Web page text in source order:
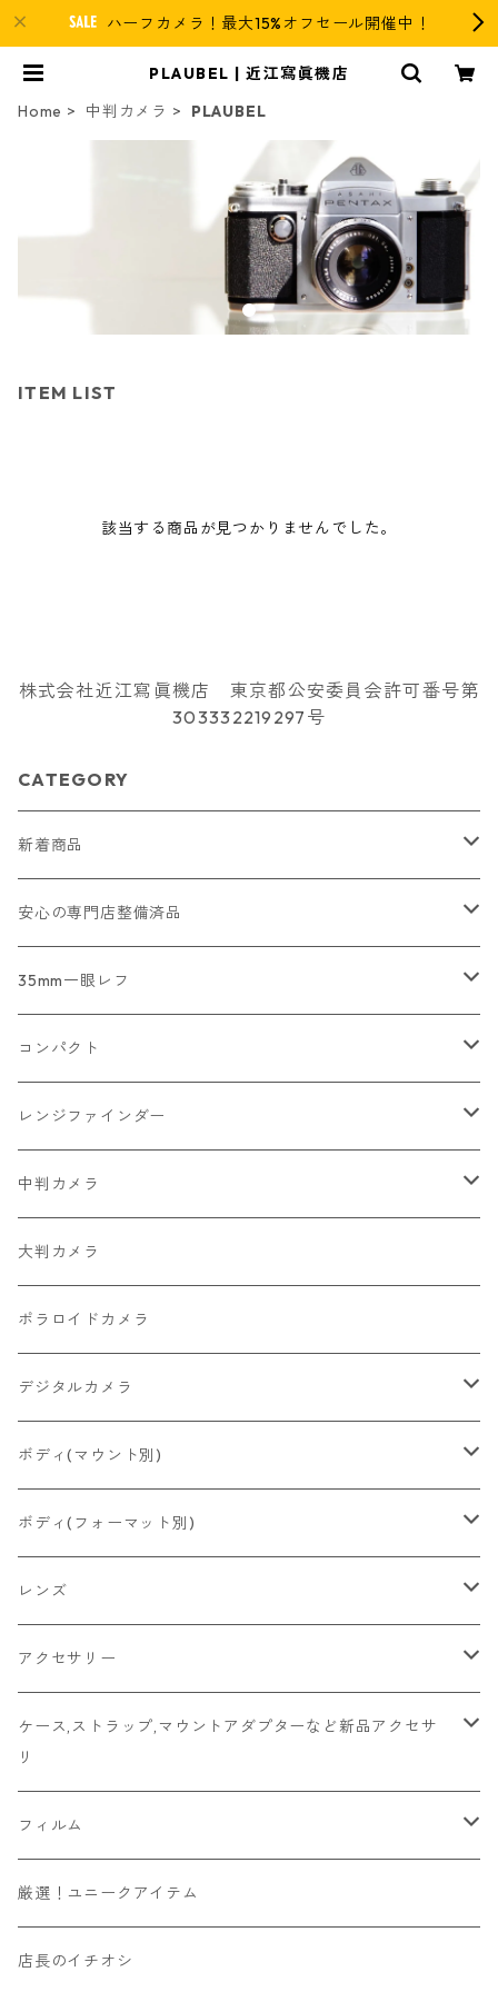
ハーフカメラ！最大15%オフセール開催中！
PLAUBEL | 近江寫眞機店
Home
中判カメラ PLAUBEL
ITEM LIST
該当する商品が見つかりませんでした。
株式会社近江寫眞機店 東京都公安委員会許可番号第
303332219297号
CATEGORY
新着商品
2026/07/18
2026/07/12
2026/07/11
2026/07/10
2026/06/30
2026/06/28
2026/06/27
2026/06/24
2026/06/23
2026/06/21
2026/06/12
2026/06/11
2026/06/10
安心の専門店整備済品
コンパクトカメラ
一眼レフ・レンジファインダーカメラ
中判カメラ
レンズ
35mm一眼レフ
Nikon
Canon
PENTAX
OLYMPUS
MINOLTA
CONTAX
Konica
Ricoh
Mamiya
京セラ
FUJIFILM
Leica
その他舶来
その他国産
コンパクト
Nikon
Canon
PENTAX
FUJIFILM
RICOH
Minolta
Konica
Leica
Rollei
OLYMPUS
YASHICA
CONTAX
京セラ
レンジファインダー
Leica
Nikon
Canon
Zeiss Ikon
舶来その他
国産その他
中判カメラ
Mamiya
PENTAX
FUJIFILM
Bronica
CONTAX
HASSELBLAD
Rollei
PLAUBEL
Voigtlander
ZEISSIKON
ZENZA BRONICA
大判カメラ
ポラロイドカメラ
デジタルカメラ
一眼レフ
ミラーレス一眼
コンパクト
ボディ(マウント別)
Fマウント
FDマウント
SR/MDマウント
OMマウント
Kマウント
M42マウント
Y/Cマウント
ボディ(フォーマット別)
ハーフサイズ
フルサイズ
6x4.5
6x6
6x7
6x9
レンズ
Fマウント
FDマウント
SR/MDマウント
OMマウント
Kマウント
アクセサリー
キャップ
フード
マウントアダプター
ビューファインダー/交換ファインダー
ケース,ストラップ,マウントアダプターなど新品アクセサ
リ
マウントアダプター
ソニーEマウントボディ用
富士フィルムXマウントボディ用
ハンドメイド
フィルム
135フィルム
カラー
120フィルム
厳選！ユニークアイテム
店長のイチオシ